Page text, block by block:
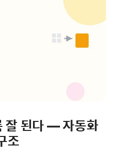
잘 된다 — 자동화
조